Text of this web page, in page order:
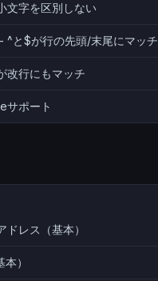
文字を区別しない
^と$が行の先頭/末尾にマッチ
改行にもマッチ
サポート
ドレス（基本）
）